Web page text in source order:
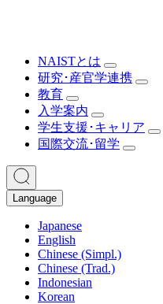
NAISTとは
研究･産官学連携
教育
入学案内
学生支援･キャリア
国際交流･留学
Language
Japanese
English
Chinese (Simpl.)
Chinese (Trad.)
Indonesian
Korean